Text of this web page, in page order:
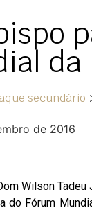
da
secundário
de 2016
Wilson
do Fórum